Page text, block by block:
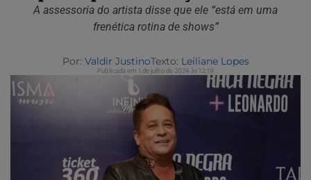
A assessoria do artista disse que ele “está em uma
frenética rotina de shows”
Por: Valdir JustinoTexto: Leiliane Lopes
Publicada em 1 de julho de 2024 às 12:19